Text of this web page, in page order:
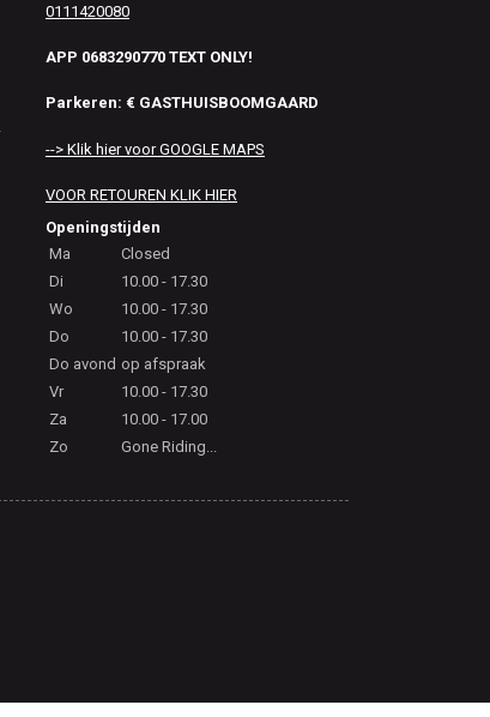
0111420080
APP 0683290770 TEXT ONLY!
Parkeren: € GASTHUISBOOMGAARD
--> Klik hier voor GOOGLE MAPS
VOOR RETOUREN KLIK HIER
Openingstijden
Ma
Closed
Di
10.00 - 17.30
Wo
10.00 - 17.30
Do
10.00 - 17.30
Do avond op afspraak
Vr
10.00 - 17.30
Za
10.00 - 17.00
Zo
Gone Riding...